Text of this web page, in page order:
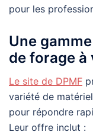
pour les
Une
de forage
Le site de DPMF
variété de
pour répondre
Leur offre inclut :